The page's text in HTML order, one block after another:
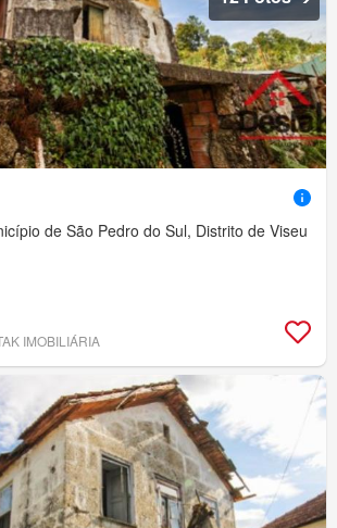
de São Pedro do Sul, Distrito de Viseu
IMOBILIÁRIA